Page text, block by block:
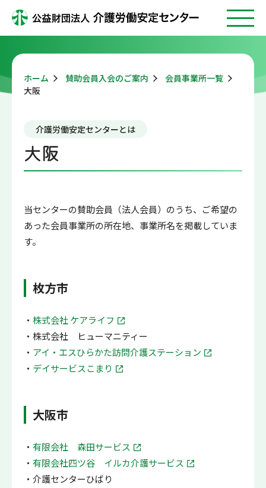
ホーム 賛助会員入会のご案内
会員事業所一覧
大阪
介護労働安定センターとは
大阪
当センターの賛助会員（法人会員）のうち、ご希望の
あった会員事業所の所在地、事業所名を掲載していま
す。
枚方市
株式会社 ケアライフ
株式会社 ヒューマニティー
アイ・エスひらかた訪問介護ステーション
デイサービスこまり
大阪市
有限会社 森田サービス
有限会社四ツ谷 イルカ介護サービス
介護センターひばり